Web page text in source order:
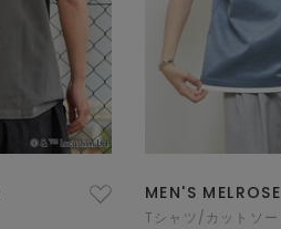
MEN'S MELROSE
Tシャツ/カットソー